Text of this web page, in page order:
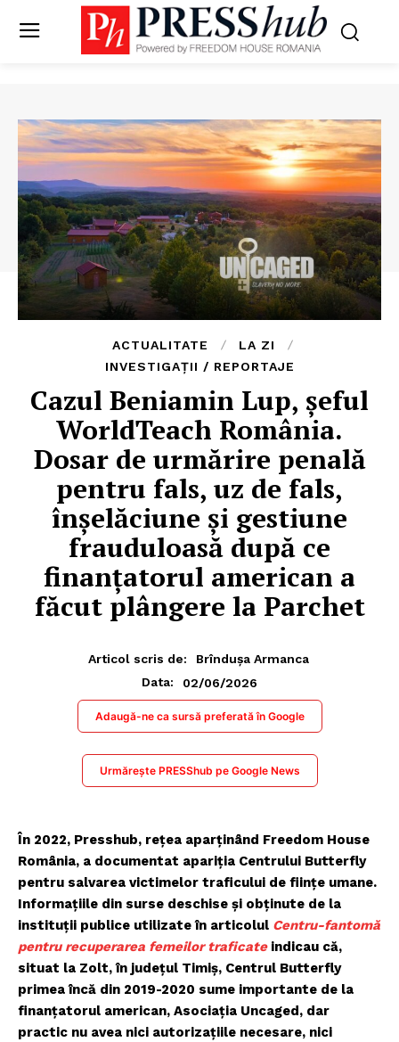
ACTUALITATE
LA ZI
INVESTIGAȚII / REPORTAJE
Cazul Beniamin Lup, șeful
WorldTeach România.
Dosar de urmărire penală
pentru fals, uz de fals,
înșelăciune și gestiune
frauduloasă după ce
finanțatorul american a
făcut plângere la Parchet
Articol scris de:
Brîndușa Armanca
Data:
02/06/2026
Adaugă-ne ca sursă preferată în Google
Urmărește PRESShub pe Google News
În 2022, Presshub, rețea aparținând Freedom House
România, a documentat apariția Centrului Butterfly
pentru salvarea victimelor traficului de ființe umane.
Informațiile din surse deschise și obținute de la
instituții publice utilizate în articolul Centru-fantomă
pentru recuperarea femeilor traficateindicau că,
situat la Zolt, în județul Timiș, Centrul Butterfly
primea încă din 2019-2020 sume importante de la
finanțatorul american, Asociația Uncaged, dar
practic nu avea nici autorizațiile necesare, nici